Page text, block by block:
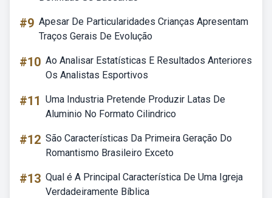
#9 Apesar De Particularidades Crianças Apresentam
Traços Gerais De Evolução
#10 Ao Analisar Estatísticas E Resultados Anteriores
Os Analistas Esportivos
#11 Uma Industria Pretende Produzir Latas De
Aluminio No Formato Cilindrico
#12 São Características Da Primeira Geração Do
Romantismo Brasileiro Exceto
#13 Qual é A Principal Característica De Uma Igreja
Verdadeiramente Bíblica